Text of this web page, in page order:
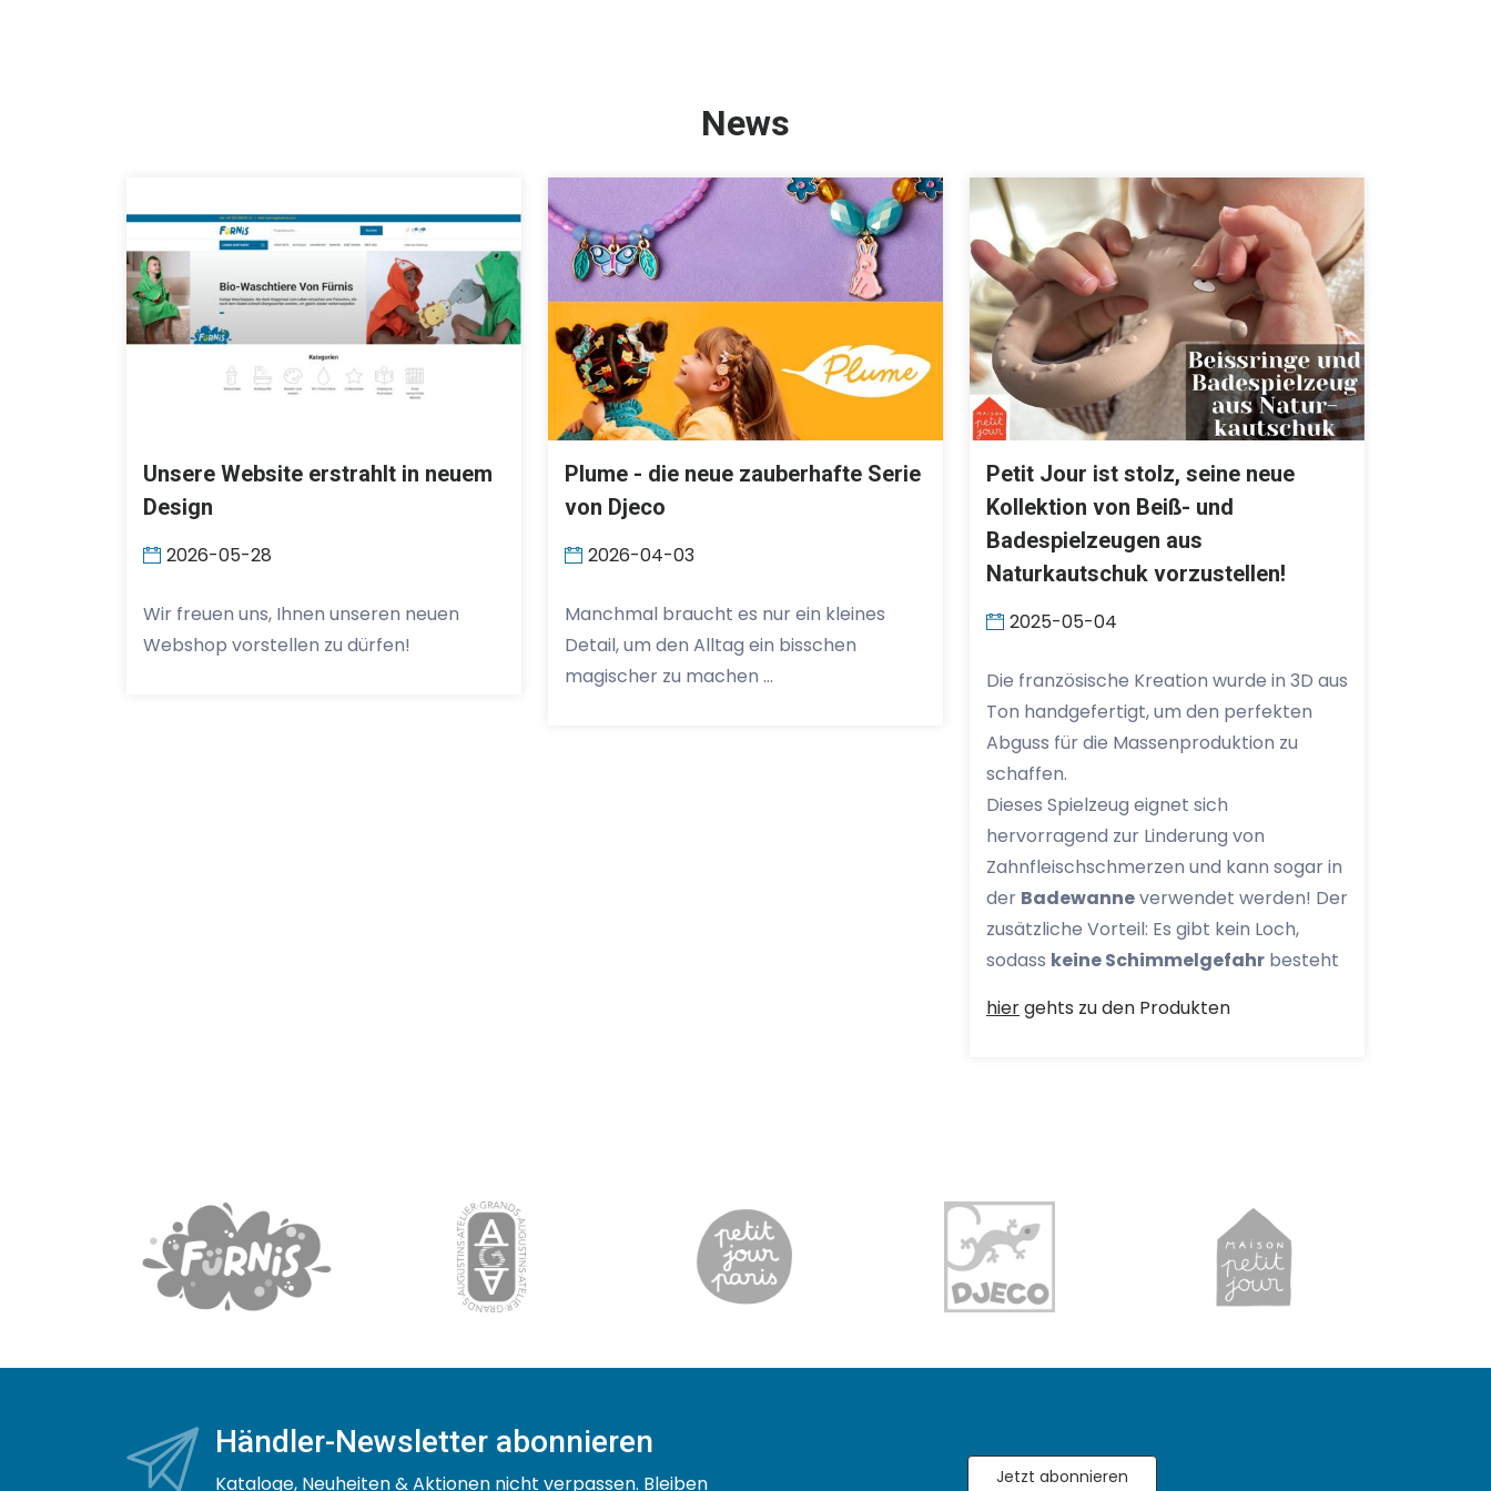
News
Unsere Website erstrahlt in neuem
Design
2026-05-28
Wir freuen uns, Ihnen unseren neuen
Webshop vorstellen zu dürfen!
Plume - die neue zauberhafte Serie
von Djeco
2026-04-03
Manchmal braucht es nur ein kleines
Detail, um den Alltag ein bisschen
magischer zu machen …
Petit Jour ist stolz, seine neue
Kollektion von Beiß- und
Badespielzeugen aus
Naturkautschuk vorzustellen!
2025-05-04
Die französische Kreation wurde in 3D aus
Ton handgefertigt, um den perfekten
Abguss für die Massenproduktion zu
schaffen.
Dieses Spielzeug eignet sich
hervorragend zur Linderung von
Zahnfleischschmerzen und kann sogar in
der Badewanneverwendet werden! Der
zusätzliche Vorteil: Es gibt kein Loch,
sodass keine Schimmelgefahr besteht
hiergehts zu den Produkten
Händler-Newsletter abonnieren
Kataloge, Neuheiten & Aktionen nicht verpassen. Bleiben Jetzt abonnieren